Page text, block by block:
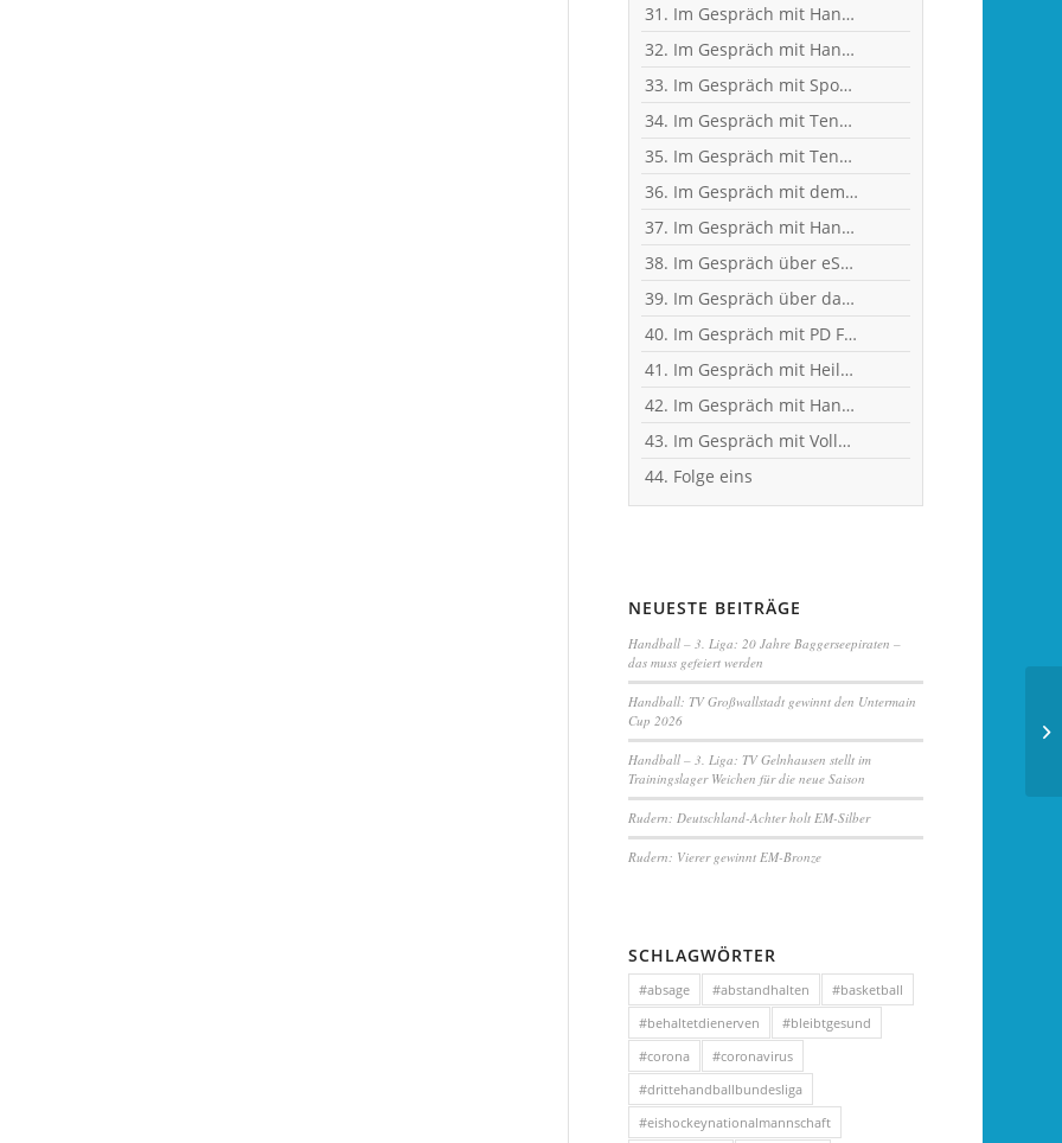
31. Im Gespräch mit Handballerin Emy van Wingerden
32. Im Gespräch mit Handball-Torhüterin Sabine Englert
33. Im Gespräch mit Sportwissenschaftler Ralf Brandt - Hirntumor und Sport
34. Im Gespräch mit Tennistrainer Christoph Meyer
35. Im Gespräch mit Tennisspielerin Sophia Luisa Niemeyer
36. Im Gespräch mit dem ehemaligen Handballer und jetzigen Wanderführer Arndt Morawe
37. Im Gespräch mit Handball-Nationaltorhüterin Ann-Cathrin Giegerich
38. Im Gespräch über eSports mit Benjamin Engler, Consultant und Dozent
39. Im Gespräch über das Corona-Virus mit Heilpraktikerin Angelika Rüdel
40. Im Gespräch mit PD Frau Dr. Wiewrodt - Hirntumor und Sport
41. Im Gespräch mit Heilpraktikerin Angelika Rüdel
42. Im Gespräch mit Handball-Trainer Tobias Milde
43. Im Gespräch mit Vollblut-Handballer Michael Spatz
44. Folge eins
NEUESTE BEITRÄGE
Handball – 3. Liga: 20 Jahre Baggerseepiraten –
das muss gefeiert werden
Handball: TV Großwallstadt gewinnt den Untermain
Cup 2026
Handball – 3. Liga: TV Gelnhausen stellt im
Trainingslager Weichen für die neue Saison
Rudern: Deutschland-Achter holt EM-Silber
Rudern: Vierer gewinntEM-Bronze
SCHLAGWÖRTER
#absage #abstandhalten
#basketball
#behaltetdienerven
#bleibtgesund
#corona
#coronavirus
#drittehandballbundesliga
#eishockeynationalmannschaft